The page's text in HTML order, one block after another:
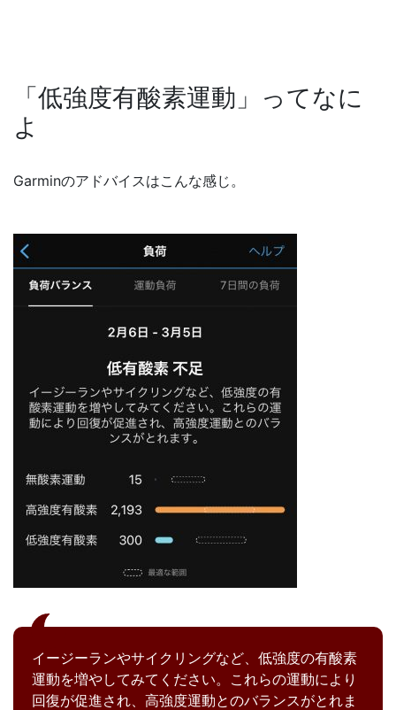
「低強度有酸素運動」ってなに
よ
Garminのアドバイスはこんな感じ。
イージーランやサイクリングなど、低強度の有酸素
運動を増やしてみてください。これらの運動により
回復が促進され、高強度運動とのバランスがとれま